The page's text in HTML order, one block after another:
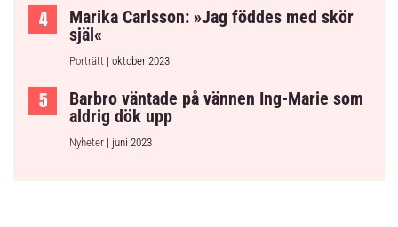
Marika Carlsson: »Jag föddes med skör
själ«
Porträtt | oktober 2023
Barbro väntade på vännen Ing-Marie som
aldrig dök upp
Nyheter | juni 2023